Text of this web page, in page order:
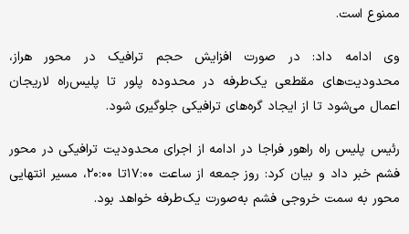
ممنوع است.
وی ادامه داد: در صورت افزایش حجم ترافیک در محور هراز،
محدودیت‌های مقطعی یک‌طرفه در محدوده پلور تا پلیس‌راه لاریجان
اعمال می‌شود تا از ایجاد گره‌های ترافیکی جلوگیری شود.
رئیس پلیس راه راهور فراجا در ادامه از اجرای محدودیت ترافیکی در محور
فشم خبر داد و بیان کرد: روز جمعه از ساعت ۱۷:۰۰تا ۲۰:۰۰، مسیر انتهایی
محور به سمت خروجی فشم به‌صورت یک‌طرفه خواهد بود.